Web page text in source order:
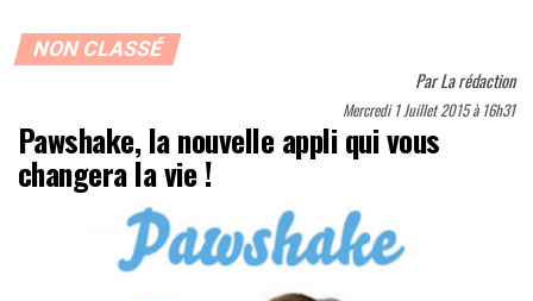
NON CLASSÉ
ParLa rédaction
Mercredi 1 Juillet 2015 à 16h31
Pawshake, la nouvelle appli qui vous
changera la vie !